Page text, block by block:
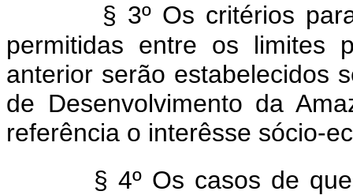
§ 3º Os critérios
permitidas entre os limites
anterior serão estabelecidos
de Desenvolvimento da
referência o interêsse sócio-
§ 4º Os casos de